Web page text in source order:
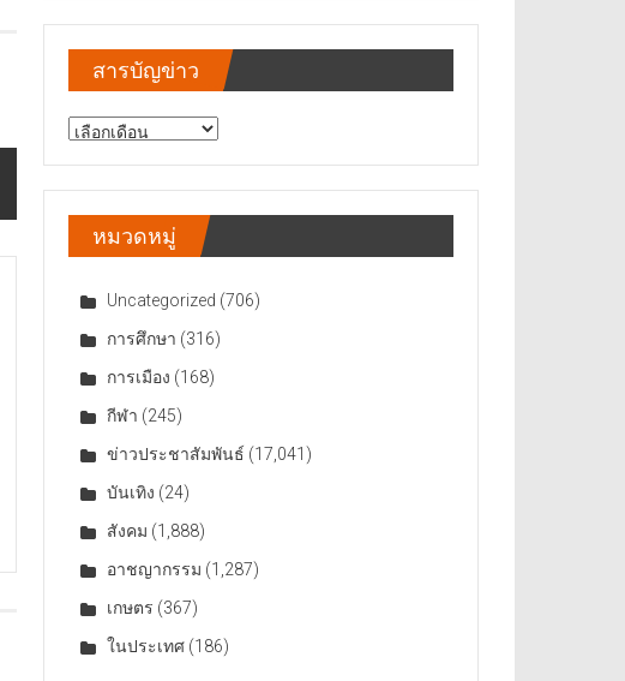
สารบัญข่าว
สารบัญ
หมวดหมู่
Uncategorized (706)
การศึกษา (316)
การเมือง (168)
กีฬา (245)
ข่าวประชาสัมพันธ์ (17,041)
บันเทิง (24)
สังคม (1,888)
อาชญากรรม (1,287)
เกษตร (367)
ในประเทศ (186)